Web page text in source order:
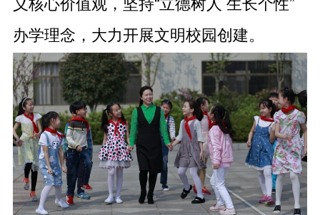
办学理念，大力开展文明校园创建。